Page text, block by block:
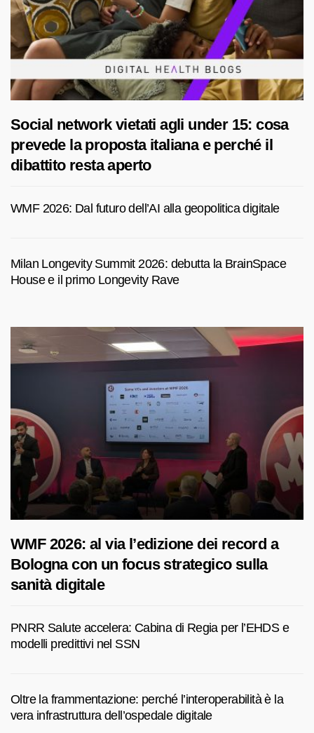
Social network vietati agli under 15: cosa
prevede la proposta italiana e perché il
dibattito resta aperto
WMF 2026: Dal futuro dell’AI alla geopolitica digitale
Milan Longevity Summit 2026: debutta la BrainSpace
House e il primo Longevity Rave
WMF 2026: al via l’edizione dei record a
Bologna con un focus strategico sulla
sanità digitale
PNRR Salute accelera: Cabina di Regia per l’EHDS e
modelli predittivi nel SSN
Oltre la frammentazione: perché l’interoperabilità è la
vera infrastruttura dell’ospedale digitale